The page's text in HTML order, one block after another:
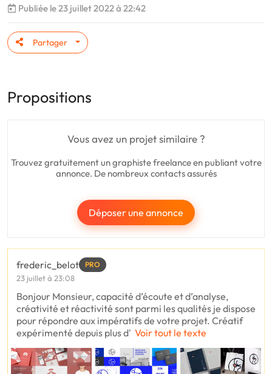
Publiée le 23 juillet 2022 à 22:42
Partager
Propositions
Vous avez un projet similaire ?
Trouvez gratuitement un graphiste freelance en publiant votre
annonce. De nombreux contacts assurés
Déposer une annonce
frederic_belot PRO
23 juillet à 23:08
Bonjour Monsieur, capacité d’écoute et d’analyse,
créativité et réactivité sont parmi les qualités je dispose
pour répondre aux impératifs de votre projet. Créatif
expérimenté depuis plus d' Voir tout le texte